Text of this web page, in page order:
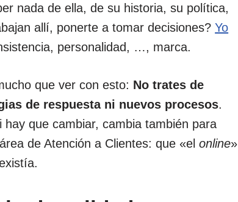
nada de ella, de su historia, su política,
allí, ponerte a tomar decisiones?Yo
personalidad, …, marca.
que ver con esto: No trates de
de respuesta ni nuevos procesos.
que cambiar, cambia también para
de Atención a Clientes: que «elonline»